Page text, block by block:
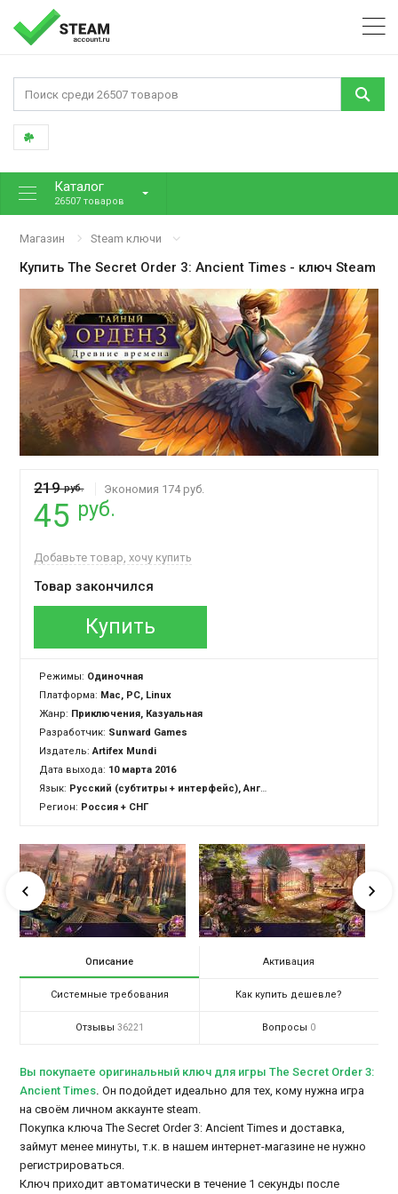
Каталог
26507 товаров
Магазин Steam ключи
КупитьThe Secret Order 3: Ancient Times - ключ Steam
219руб. Экономия 174 руб.
45 руб.
Добавьте товар, хочу купить
Товар закончился
Купить
Режимы: Одиночная
Платформа: Mac, PC, Linux
Жанр: Приключения, Казуальная
Разработчик: Sunward Games
Издатель:Artifex Mundi
Дата выхода: 10 марта 2016
Язык: Русский (субтитры + интерфейс), Английский (озвучка + субтитры + интерфейс)
Регион: Россия + СНГ
Описание Активация
Системные требования Как купить дешевле?
Отзывы 36221 Вопросы 0
Вы покупаете оригинальный ключ для игры The Secret Order 3:
Ancient Times. Он подойдет идеально для тех, кому нужна игра
на своём личном аккаунте steam.
Покупка ключа The Secret Order 3: Ancient Times и доставка,
займут менее минуты, т.к. в нашем интернет-магазине не нужно
регистрироваться.
Ключ приходит автоматически в течение 1 секунды после